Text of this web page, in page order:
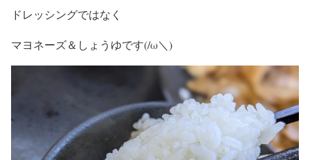
ドレッシングではなく
マヨネーズ＆しょうゆです(/ω＼)